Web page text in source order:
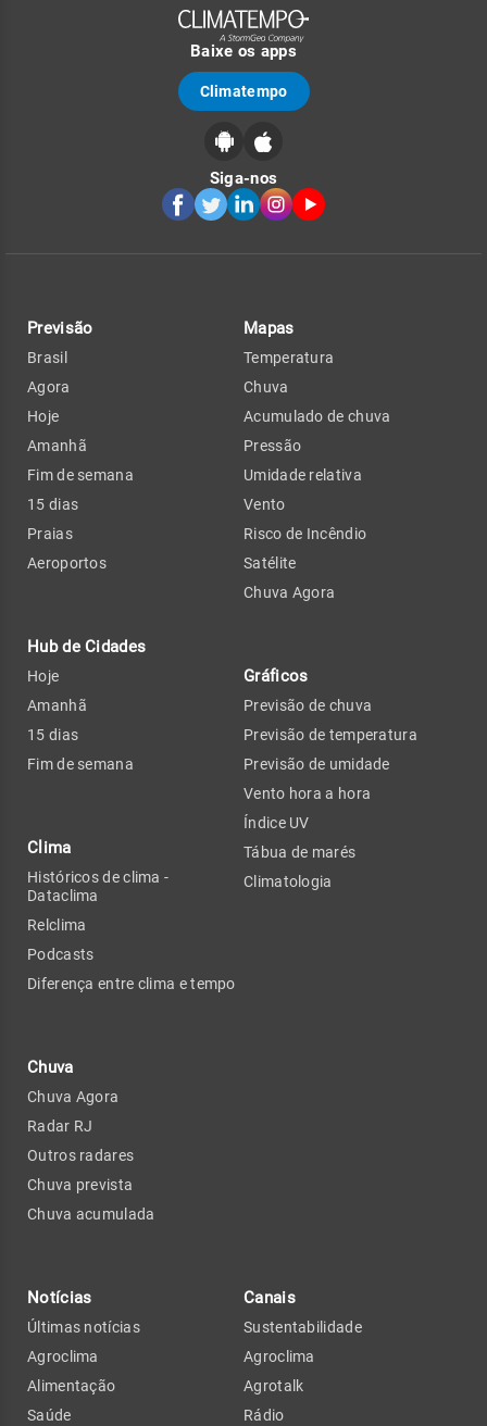
Baixe os apps
Climatempo
Siga-nos
Previsão
Brasil
Agora
Hoje
Amanhã
Fim de semana
15 dias
Praias
Aeroportos
Hub de Cidades
Hoje
Amanhã
15 dias
Fim de semana
Clima
Históricos de clima -
Dataclima
Relclima
Podcasts
Diferença entre clima e tempo
Chuva
Chuva Agora
Radar RJ
Outros radares
Chuva prevista
Chuva acumulada
Mapas
Temperatura
Chuva
Acumulado de chuva
Pressão
Umidade relativa
Vento
Risco de Incêndio
Satélite
Chuva Agora
Gráficos
Previsão de chuva
Previsão de temperatura
Previsão de umidade
Vento hora a hora
Índice UV
Tábua de marés
Climatologia
Notícias
Últimas notícias
Agroclima
Alimentação
Saúde
Canais
Sustentabilidade
Agroclima
Agrotalk
Rádio